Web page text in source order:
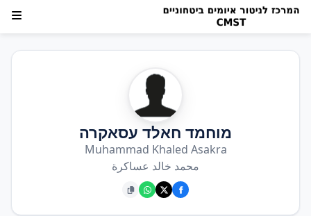
מוחמד חאלד עסאקרה
Muhammad Khaled Asakra
محمد خالد عساكرة